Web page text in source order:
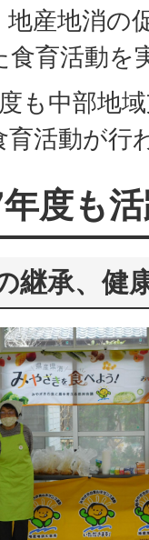
地産地消の
食育活動を
も中部地
活動が行
度も
継承、健